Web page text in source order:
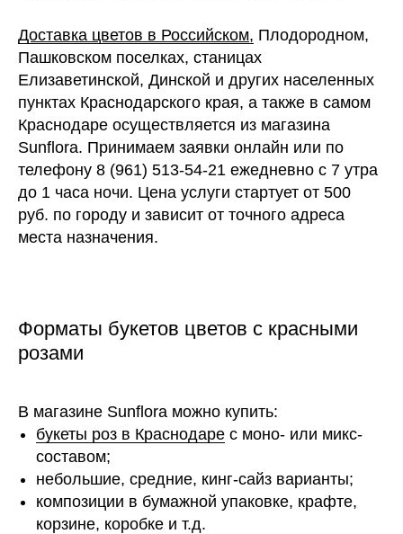
Доставка цветов в Российском, Плодородном,
Пашковском поселках, станицах
Елизаветинской, Динской и других населенных
пунктах Краснодарского края, а также в самом
Краснодаре осуществляется из магазина
Sunflora. Принимаем заявки онлайн или по
телефону 8 (961) 513-54-21 ежедневно с 7 утра
до 1 часа ночи. Цена услуги стартует от 500
руб. по городу и зависит от точного адреса
места назначения.
Форматы букетов цветов с красными
розами
В магазине Sunflora можно купить:
букеты роз в Краснодаре с моно- или микс-
составом;
небольшие, средние, кинг-сайз варианты;
композиции в бумажной упаковке, крафте,
корзине, коробке и т.д.